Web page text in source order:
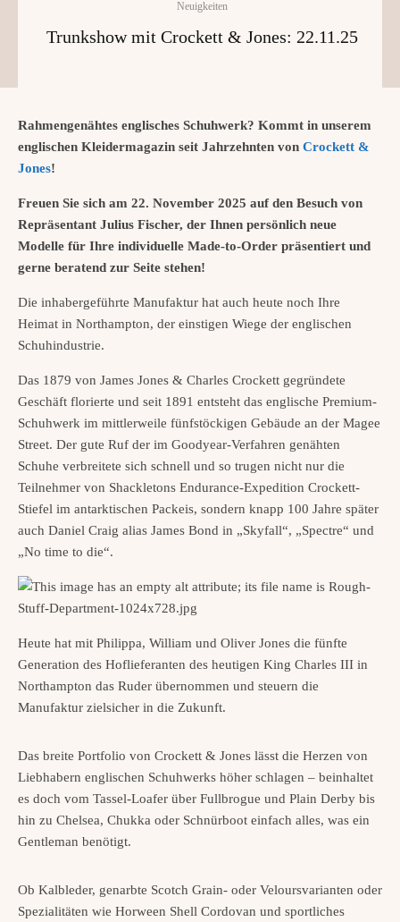
Neuigkeiten
Trunkshow mit Crockett & Jones: 22.11.25
Rahmengenähtes englisches Schuhwerk? Kommt in unserem
englischen Kleidermagazin seit Jahrzehnten von Crockett &
Jones!
Freuen Sie sich am 22. November 2025 auf den Besuch von
Repräsentant Julius Fischer, der Ihnen persönlich neue
Modelle für Ihre individuelle Made-to-Order präsentiert und
gerne beratend zur Seite stehen!
Die inhabergeführte Manufaktur hat auch heute noch Ihre
Heimat in Northampton, der einstigen Wiege der englischen
Schuhindustrie.
Das 1879 von James Jones & Charles Crockett gegründete
Geschäft florierte und seit 1891 entsteht das englische Premium-
Schuhwerk im mittlerweile fünfstöckigen Gebäude an der Magee
Street. Der gute Ruf der im Goodyear-Verfahren genähten
Schuhe verbreitete sich schnell und so trugen nicht nur die
Teilnehmer von Shackletons Endurance-Expedition Crockett-
Stiefel im antarktischen Packeis, sondern knapp 100 Jahre später
auch Daniel Craig alias James Bond in „Skyfall“, „Spectre“ und
„No time to die“.
Heute hat mit Philippa, William und Oliver Jones die fünfte
Generation des Hoflieferanten des heutigen King Charles III in
Northampton das Ruder übernommen und steuern die
Manufaktur zielsicher in die Zukunft.
Das breite Portfolio von Crockett & Jones lässt die Herzen von
Liebhabern englischen Schuhwerks höher schlagen – beinhaltet
es doch vom Tassel-Loafer über Fullbrogue und Plain Derby bis
hin zu Chelsea, Chukka oder Schnürboot einfach alles, was ein
Gentleman benötigt.
Ob Kalbleder, genarbte Scotch Grain- oder Veloursvarianten oder
Spezialitäten wie Horween Shell Cordovan und sportliches